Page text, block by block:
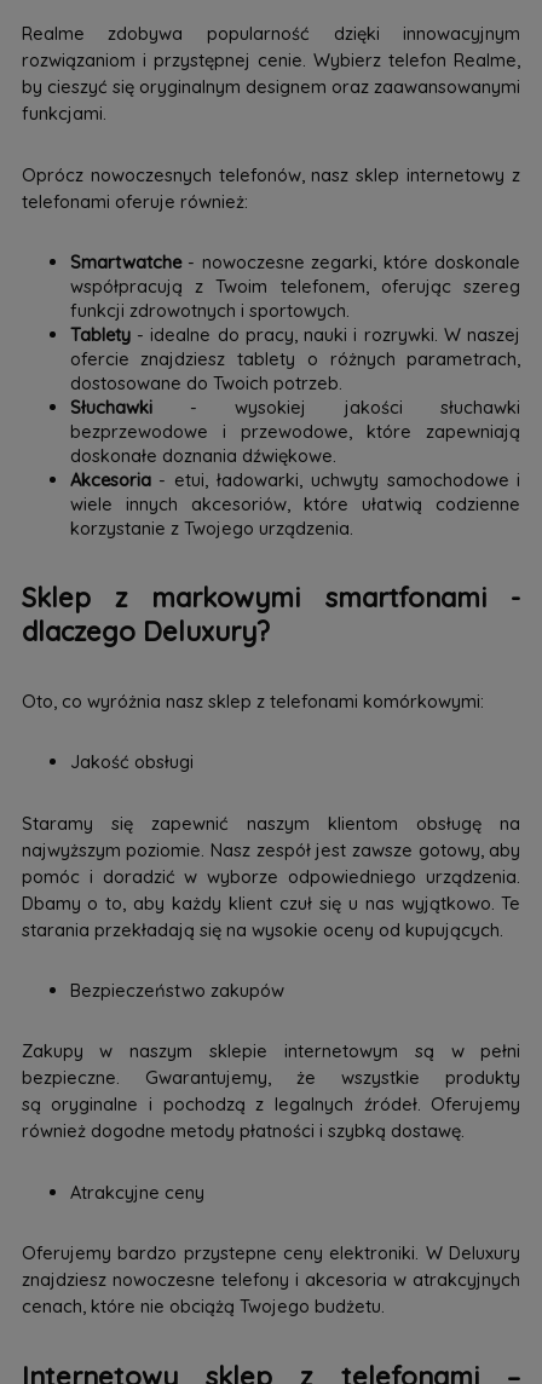
Realme zdobywa popularność dzięki innowacyjnym
rozwiązaniom i przystępnej cenie. Wybierz telefon Realme,
by cieszyć się oryginalnym designem oraz zaawansowanymi
funkcjami.
Oprócz nowoczesnych telefonów, nasz sklep internetowy z
telefonami oferuje również:
Smartwatche- nowoczesne zegarki, które doskonale
współpracują z Twoim telefonem, oferując szereg
funkcji zdrowotnych i sportowych.
Tablety- idealne do pracy, nauki i rozrywki. W naszej
ofercie znajdziesz tablety o różnych parametrach,
dostosowane do Twoich potrzeb.
Słuchawki- wysokiej jakości słuchawki
bezprzewodowe i przewodowe, które zapewniają
doskonałe doznania dźwiękowe.
Akcesoria- etui, ładowarki, uchwyty samochodowe i
wiele innych akcesoriów, które ułatwią codzienne
korzystanie z Twojego urządzenia.
Sklep z markowymi smartfonami -
dlaczego Deluxury?
Oto, co wyróżnia nasz sklep z telefonami komórkowymi:
Jakość obsługi
Staramy się zapewnić naszym klientom obsługę na
najwyższym poziomie. Nasz zespół jest zawsze gotowy, aby
pomóc i doradzić w wyborze odpowiedniego urządzenia.
Dbamy o to, aby każdy klient czuł się u nas wyjątkowo. Te
starania przekładają się na wysokie oceny od kupujących.
Bezpieczeństwo zakupów
Zakupy w naszym sklepie internetowym są w pełni
bezpieczne. Gwarantujemy, że wszystkie produkty
są oryginalne i pochodzą z legalnych źródeł. Oferujemy
również dogodne metody płatności i szybką dostawę.
Atrakcyjne ceny
Oferujemy bardzo przystepne ceny elektroniki. W Deluxury
znajdziesz nowoczesne telefony i akcesoria w atrakcyjnych
cenach, które nie obciążą Twojego budżetu.
Internetowy sklep z telefonami –